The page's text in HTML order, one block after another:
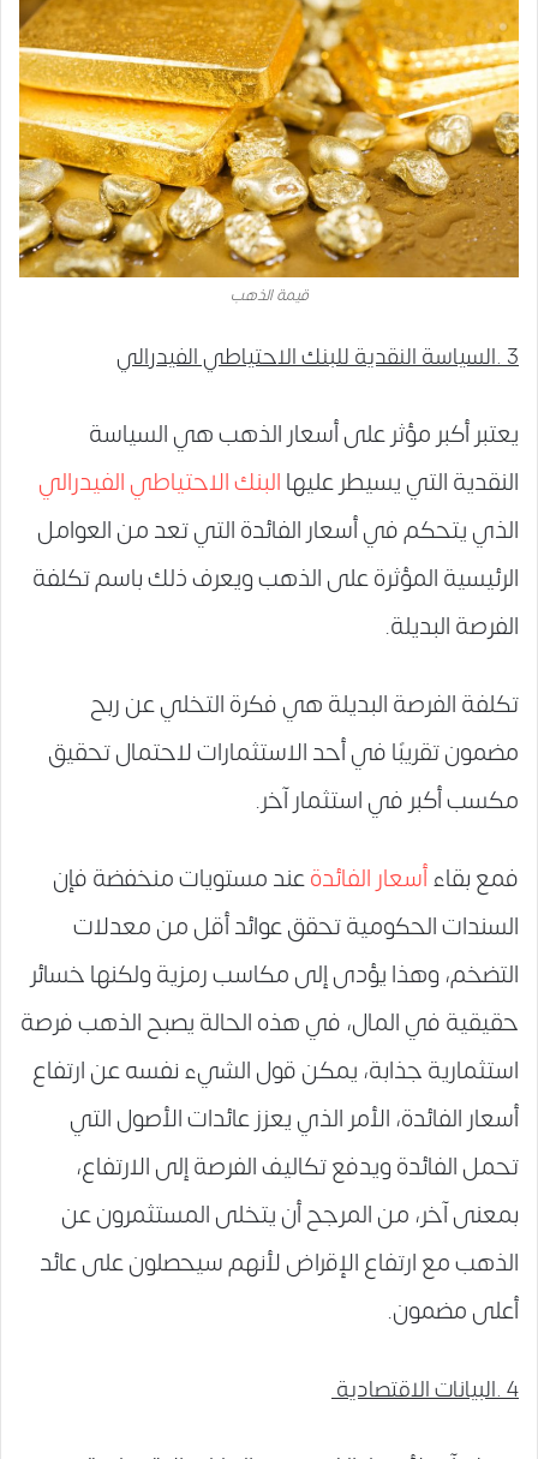
قيمة الذهب
3 .السياسة النقدية للبنك الاحتياطي الفيدرالي
يعتبر أكبر مؤثر على أسعار الذهب هي السياسة
النقدية التي يسيطر عليهاالبنك الاحتياطي الفيدرالي
الذي يتحكم في أسعار الفائدة التي تعد من العوامل
الرئيسية المؤثرة على الذهب ويعرف ذلك باسم تكلفة
الفرصة البديلة.
تكلفة الفرصة البديلة هي فكرة التخلي عن ربح
مضمون تقريبًا في أحد الاستثمارات لاحتمال تحقيق
مكسب أكبر في استثمار آخر.
فمع بقاءأسعار الفائدةعند مستويات منخفضة فإن
السندات الحكومية تحقق عوائد أقل من معدلات
التضخم، وهذا يؤدى إلى مكاسب رمزية ولكنها خسائر
حقيقية في المال، في هذه الحالة يصبح الذهب فرصة
استثمارية جذابة، يمكن قول الشيء نفسه عن ارتفاع
أسعار الفائدة، الأمر الذي يعزز عائدات الأصول التي
تحمل الفائدة ويدفع تكاليف الفرصة إلى الارتفاع،
بمعنى آخر، من المرجح أن يتخلى المستثمرون عن
الذهب مع ارتفاع الإقراض لأنهم سيحصلون على عائد
أعلى مضمون.
4 .البيانات الاقتصادية